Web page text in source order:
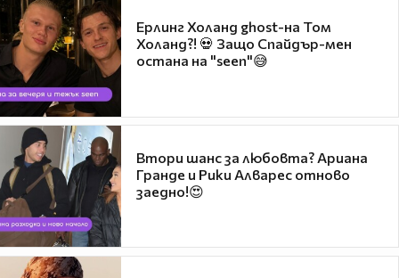
Ерлинг Холанд ghost-на Том
Холанд?! 💀 Защо Спайдър-мен
остана на "seen"😅
Втори шанс за любовта? Ариана
Гранде и Рики Алварес отново
заедно!😍